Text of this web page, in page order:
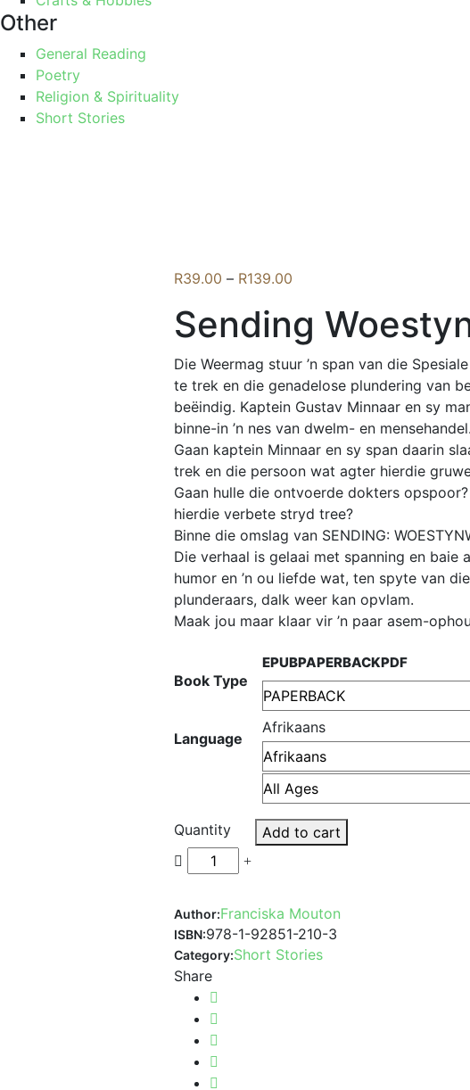
Other
General Reading
Poetry
Religion & Spirituality
Short Stories
R39.00 – R139.00
R39.00
through
R139.00
Sending
Die Weermag stuur ’n span van die
te trek en die genadelose plundering van
beëindig. Kaptein Gustav Minnaar en sy
binne-in ’n nes van dwelm- en mensehandel.
Gaan kaptein Minnaar en sy span daarin
trek en die persoon wat agter hierdie
Gaan hulle die ontvoerde dokters
hierdie verbete stryd tree?
Binne die omslag van SENDING:
Die verhaal is gelaai met spanning en baie
humor en ’n ou liefde wat, ten spyte van
plunderaars, dalk weer kan opvlam.
Maak jou maar klaar vir ’n paar asem-
Book Type
EPUBPAPERBACKPDF
Language
Afrikaans
Quantity Add to cart
Author:Franciska Mouton
ISBN:978-1-92851-210-3
Category:Short Stories
Share